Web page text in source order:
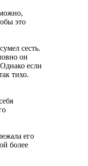
это
сесть.
он
если
тихо.
его
более